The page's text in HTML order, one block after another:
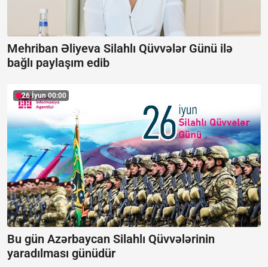
Mehriban Əliyeva Silahlı Qüvvələr Günü ilə
bağlı paylaşım edib
26 İyun 00:00
Bu gün Azərbaycan Silahlı Qüvvələrinin
yaradılması günüdür